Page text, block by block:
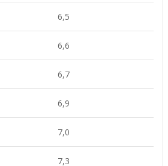
6,5
6,6
6,7
6,9
7,0
7,3